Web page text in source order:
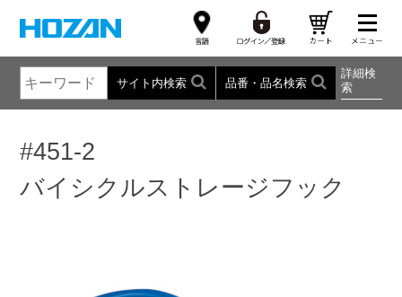
サイト内検索 品番・品名検索
詳細検
索
#451-2
バイシクルストレージフック